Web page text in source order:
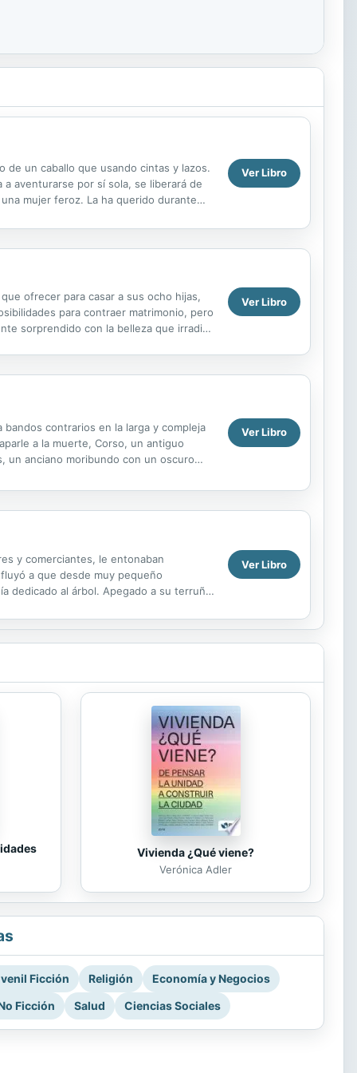
de un caballo que usando cintas y lazos.
aventurarse por sí sola, se liberará de
mujer feroz. La ha querido durante
Ver Libro
ofrecer para casar a sus ocho hijas,
para contraer matrimonio, pero
sorprendido con la belleza que irradia
Ver Libro
contrarios en la larga y compleja
a la muerte, Corso, un antiguo
un anciano moribundo con un oscuro
Ver Libro
y comerciantes, le entonaban
a que desde muy pequeño
dedicado al árbol. Apegado a su terruño,
Ver Libro
Vivienda ¿Qué viene?
Verónica Adler
Ficción Religión
Economía y Negocios
Ficción
Salud Ciencias Sociales